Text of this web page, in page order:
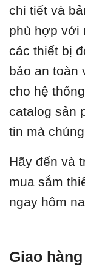
chi tiết và
phù hợp với
các thiết bị
bảo an toàn
cho hệ
catalog sản
tin mà
Hãy đến và
mua sắm
ngay hôm
Giao